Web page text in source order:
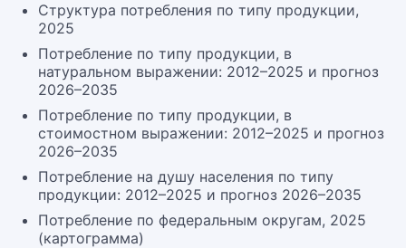
Структура потребления по типу продукции,
2025
Потребление по типу продукции, в
натуральном выражении: 2012–2025 и прогноз
2026–2035
Потребление по типу продукции, в
стоимостном выражении: 2012–2025 и прогноз
2026–2035
Потребление на душу населения по типу
продукции: 2012–2025 и прогноз 2026–2035
Потребление по федеральным округам, 2025
(картограмма)